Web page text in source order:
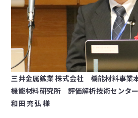
三井金属鉱業 株式会社 機能材料事業
機能材料研究所 評価解析技術センタ
和田 充弘 様